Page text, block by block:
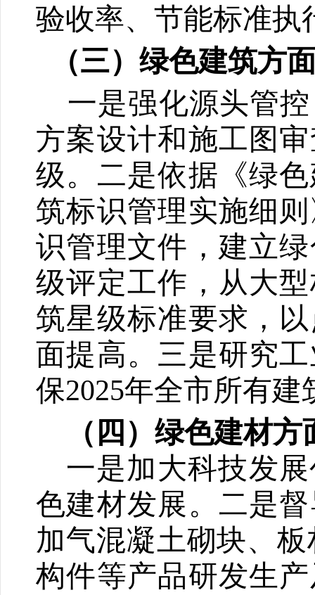
验收率、节能标准执
（三）绿色建筑方
一是强化源头管
方案设计和施工图
级。 二是依据《绿
筑标识管理实施细
识管理文件，建立
级评定工作，从大
筑星级标准要求，
面提高。 三是研究
保2025年全市所有
（四）绿色建材方
一是加大科技发
色建材发展。 二是
加气混凝土砌块、
构件等产品研发生